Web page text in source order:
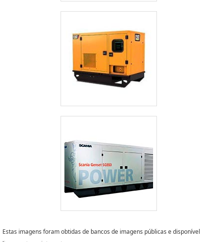
Estas imagens foram obtidas de bancos de imagens públicas e disponível